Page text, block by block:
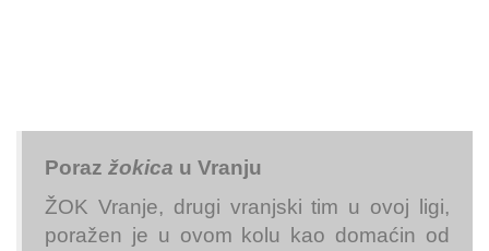
Poraz žokica u Vranju
ŽOK Vranje, drugi vranjski tim u ovoj ligi,
poražen je u ovom kolu kao domaćin od